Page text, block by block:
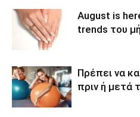
August is
trends του
Πρέπει να
πριν ή μετά